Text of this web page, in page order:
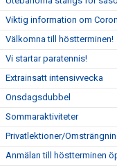
Viktig information om
Välkomna till höstterminen!
Vi startar paratennis!
Extrainsatt intensivvecka
Onsdagsdubbel
Sommaraktiviteter
Privatlektioner/
Anmälan till höstterminen